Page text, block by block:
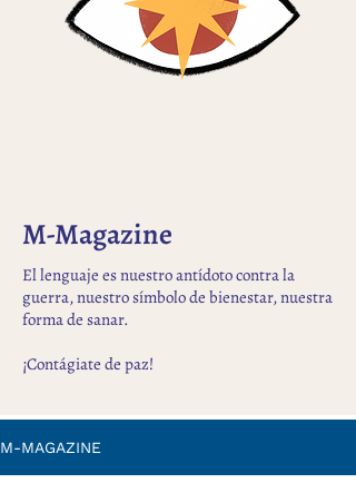
M-Magazine
El lenguaje es nuestro antídoto contra la
guerra, nuestro símbolo de bienestar, nuestra
forma de sanar.
¡Contágiate de paz!
M-MAGAZINE